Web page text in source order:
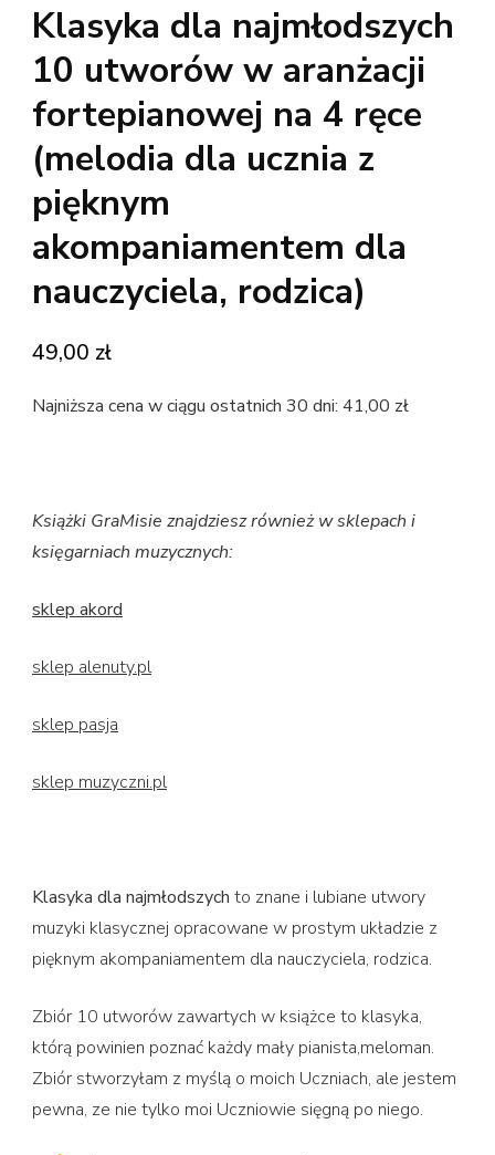
Klasyka dla najmłodszych
10 utworów w aranżacji
fortepianowej na 4 ręce
(melodia dla ucznia z
pięknym
akompaniamentem dla
nauczyciela, rodzica)
49,00 zł
Najniższa cena w ciągu ostatnich 30 dni: 41,00 zł
Książki GraMisie znajdziesz również w sklepach i
księgarniach muzycznych:
sklep akord
sklep alenuty.pl
sklep pasja
sklep muzyczni.pl
Klasyka dla najmłodszych to znane i lubiane utwory
muzyki klasycznej opracowane w prostym układzie z
pięknym akompaniamentem dla nauczyciela, rodzica.
Zbiór 10 utworów zawartych w książce to klasyka,
którą powinien poznać każdy mały pianista,meloman.
Zbiór stworzyłam z myślą o moich Uczniach, ale jestem
pewna, ze nie tylko moi Uczniowie sięgną po niego.